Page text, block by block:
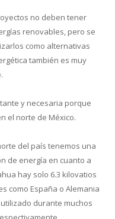
no deben tener
renovables, pero se
como alternativas
también es muy
y necesaria porque
el norte de México.
del país tenemos una
de energía en cuanto a
hay solo 6.3 kilovatios
como España o Alemania
durante muchos